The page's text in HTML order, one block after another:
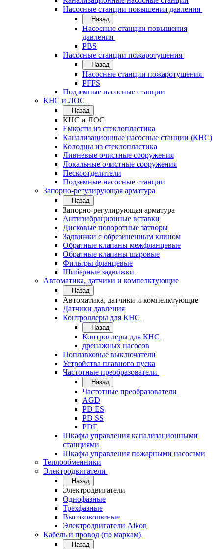
Насосные станции повышения давления
Назад
Насосные станции повышения
давления
PBS
Насосные станции пожаротушения
Назад
Насосные станции пожаротушения
PFFS
Подземные насосные станции
КНС и ЛОС
Назад
КНС и ЛОС
Емкости из стеклопластика
Канализационные насосные станции (КНС)
Колодцы из стеклопластика
Ливневые очистные сооружения
Локальные очистные сооружения
Пескоотделители
Подземные насосные станции
Запорно-регулирующая арматура
Назад
Запорно-регулирующая арматура
Антивибрационные вставки
Дисковые поворотные затворы
Задвижки с обрезиненным клином
Обратные клапаны межфланцевые
Обратные клапаны шаровые
Фильтры фланцевые
Шиберные задвижки
Автоматика, датчики и компелктующие
Назад
Автоматика, датчики и компелктующие
Датчики давления
Контроллеры для КНС
Назад
Контроллеры для КНС
дренажных насосов
Поплавковые выключатели
Устройства плавного пуска
Частотные преобразователи
Назад
Частотные преобразователи
AGD
PD ES
PD SS
PDE
Шкафы управления канализационными
станциями
Шкафы управления пожарными насосами
Теплообменники
Электродвигатели
Назад
Электродвигатели
Однофазные
Трехфазные
Высоковольтные
Электродвигатели Aikon
Кабель и провод (по маркам)
Назад